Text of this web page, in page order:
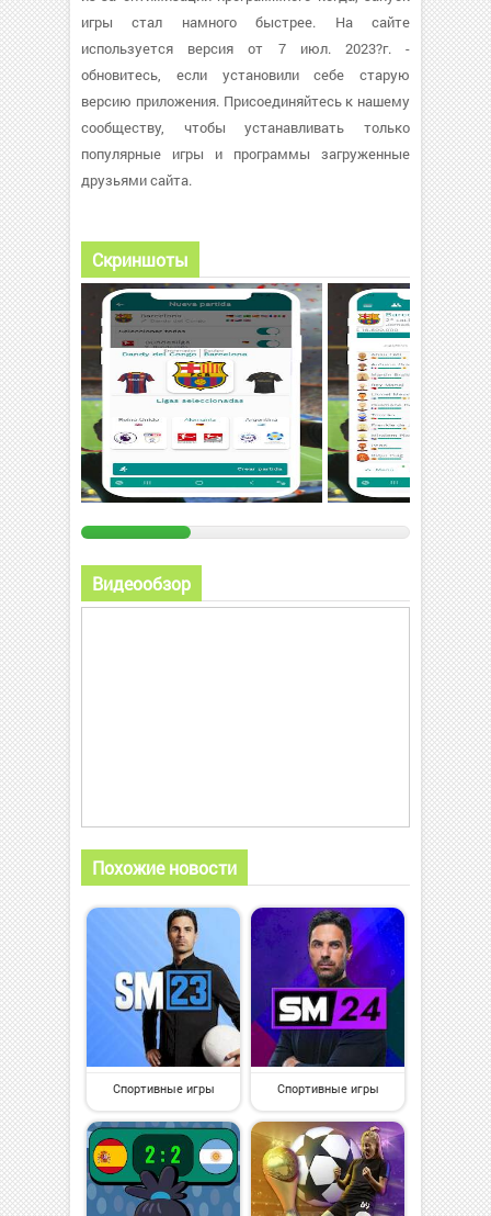
игры стал намного быстрее. На сайте
используется версия от 7 июл. 2023?г. -
обновитесь, если установили себе старую
версию приложения. Присоединяйтесь к нашему
сообществу, чтобы устанавливать только
популярные игры и программы загруженные
друзьями сайта.
Скриншоты
Видеообзор
Похожие новости
Спортивные игры Спортивные игры